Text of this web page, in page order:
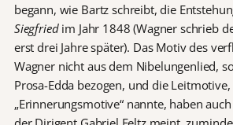
begann, wie Bartz schreibt, die
Siegfriedim Jahr 1848 (Wagner schrieb
erst drei Jahre später). Das Motiv des
Wagner nicht aus dem Nibelungenlied,
Prosa-Edda bezogen, und die
„Erinnerungsmotive“ nannte, haben